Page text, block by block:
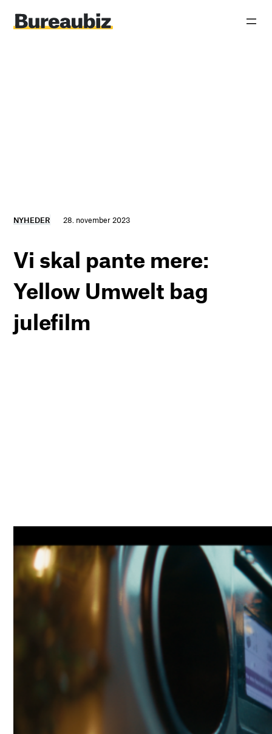
indhold
NYHEDER 28. november 2023
Vi skal pante mere:
Yellow Umwelt bag
julefilm